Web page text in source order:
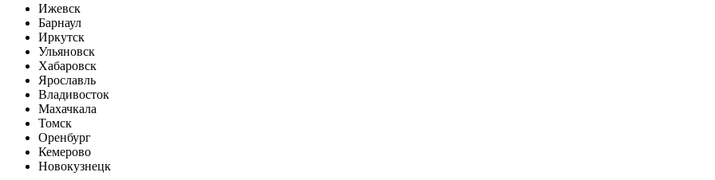
Ижевск
Барнаул
Иркутск
Ульяновск
Хабаровск
Ярославль
Владивосток
Махачкала
Томск
Оренбург
Кемерово
Новокузнецк